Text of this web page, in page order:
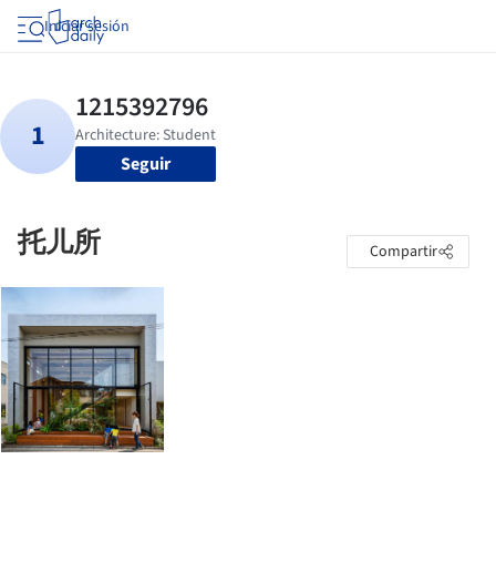
Iniciar sesión
Seguir
托儿所 Compartir